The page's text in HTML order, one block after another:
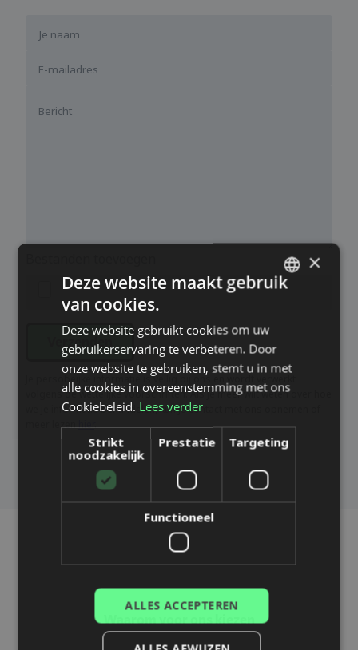
Verzenden
Je persobeijke informatie is veilig bij ons en wordt verwerkt
volgens de wettelijke voorschriften. Als je meer wilt weten over hoe
we je informatie behandelen, kun je contact met ons opnemen of
meer lezenhier.
Waarom voor ons kiezen
ENGLISH
DANISH
FRENCH
GERMAN
×
Deze website maakt gebruik
van cookies.
Deze website gebruikt cookies om uw
gebruikerservaring te verbeteren. Door
onze website te gebruiken, stemt u in met
alle cookies in overeenstemming met ons
Cookiebeleid. Lees verder
Strikt
noodzakelijk
Prestatie Targeting
Functioneel
ALLES ACCEPTEREN